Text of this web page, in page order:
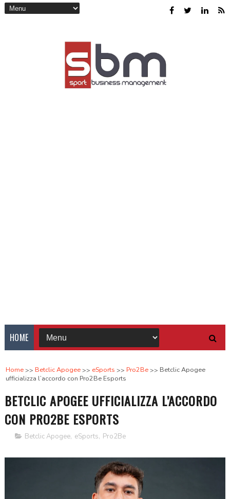
HOME
Home Betclic Apogee eSports Pro2Be
Betclic Apogee
ufficializza l’accordo con Pro2Be Esports
BETCLIC APOGEE UFFICIALIZZA L’ACCORDO
CON PRO2BE ESPORTS
Betclic Apogee, eSports, Pro2Be